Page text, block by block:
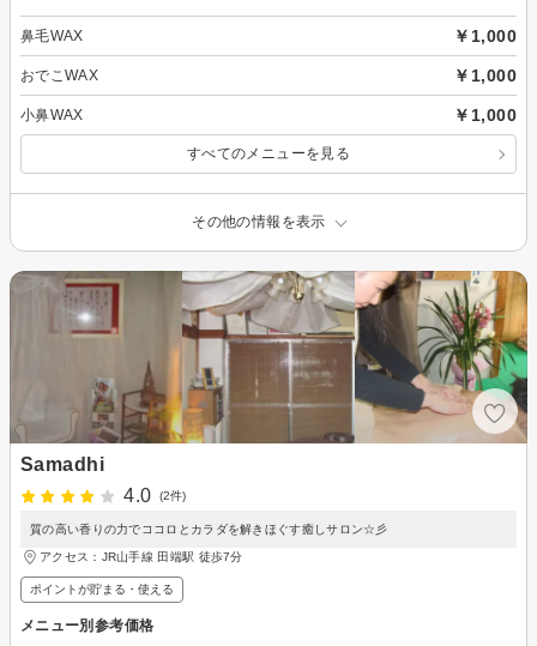
鼻毛WAX ￥1,000
おでこWAX ￥1,000
小鼻WAX ￥1,000
すべてのメニューを見る
その他の情報を表示
Samadhi
4.0
(2件)
質の高い香りの力でココロとカラダを解きほぐす癒しサロン☆彡
アクセス：JR山手線 田端駅 徒歩7分
ポイントが貯まる・使える
メニュー別参考価格